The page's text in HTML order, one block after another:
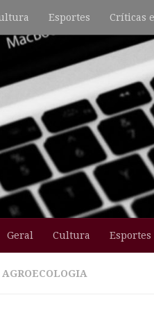
Esportes Críticas
Geral Cultura Esportes
AGROECOLOGIA